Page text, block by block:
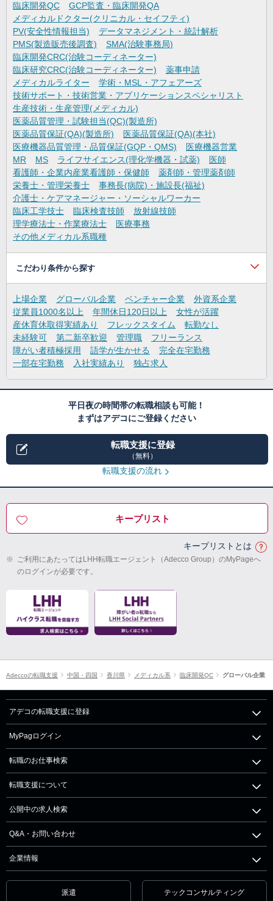
臨床開発QC
GCP監査・臨床開発QA
メディカルドクター(クリニカル・セイフティ)
PV(安全性情報担当)
データマネジメント・統計解析
PMS(製造販売後調査)
SMA(治験事務局)
臨床開発CRC(治験コーディネーター)
臨床研究CRC(治験コーディネーター)
薬事申請
メディカルライター
学術・MSL・アフェアーズ
技術サポート・技術営業・アプリケーションスペシャリスト
生産技術・生産管理(メディカル)
医薬品質管理・試験担当(QC)(製造所)
医薬品質保証(QA)(製造所)
医薬品質保証(QA)(本社)
医療機器品質管理・品質保証(GQP・QMS)
医療機器営業
MR
MS ライフサイエンス(理化学機器・試薬)
医師
看護師・企業内産業看護師・保健師
薬剤師・管理薬剤師
栄養士・管理栄養士
事務長(病院)・施設長(福祉)
介護士・ケアマネージャー・ソーシャルワーカー
臨床工学技士
臨床検査技師
放射線技師
理学療法士・作業療法士
医療事務
その他メディカル系職種
こだわり条件から探す
上場企業 グローバル企業 ベンチャー企業
外資系企業
従業員1000名以上
年間休日120日以上
女性が活躍
産休育休取得実績あり
フレックスタイム
転勤なし
未経験可
第二新卒歓迎 管理職
フリーランス
障がい者積極採用
語学が生かせる
完全在宅勤務
一部在宅勤務
入社実績あり 独占求人
平日夜の時間帯の転職相談も可能！
まずはアデコにご登録ください
転職支援に登録
（無料）
転職支援の流れ
キープリスト
キープリストとは
※ ご利用にあたってはLHH転職エージェント（Adecco Group）のMyPageへ
のログインが必要です。
Adeccoの転職支援 中国・四国 香川県 メディカル系 臨床開発QC グローバル企業
アデコの転職支援に登録
MyPagログイン
転職のお仕事検索
転職支援について
公開中の求人検索
Q&A・お問い合わせ
企業情報
派遣 テックコンサルティング